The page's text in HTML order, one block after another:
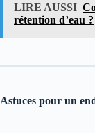
LIRE AUSSI
rétention d’eau ?
Astuces pour un